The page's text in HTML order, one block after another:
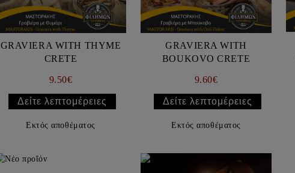
GRAVIERA WITH THYME
CRETE
9.50€
Δείτε λεπτομέρειες
Εκτός αποθέματος
GRAVIERA WITH
BOUKOVO CRETE
9.60€
Δείτε λεπτομέρειες
Εκτός αποθέματος